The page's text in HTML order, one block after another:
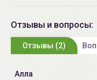
использовать
средство:пенка,гель
прекрасно очищают
сказочно блистать!
Отзывы и вопросы:
Отзывы (2)
Алла